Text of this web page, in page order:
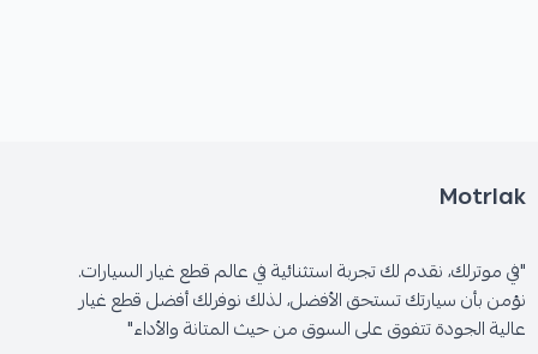
Motrlak
"في موترلك، نقدم لك تجربة استثنائية في عالم قطع غيار السيارات.
نؤمن بأن سيارتك تستحق الأفضل، لذلك نوفرلك أفضل قطع غيار
عالية الجودة تتفوق على السوق من حيث المتانة والأداء"